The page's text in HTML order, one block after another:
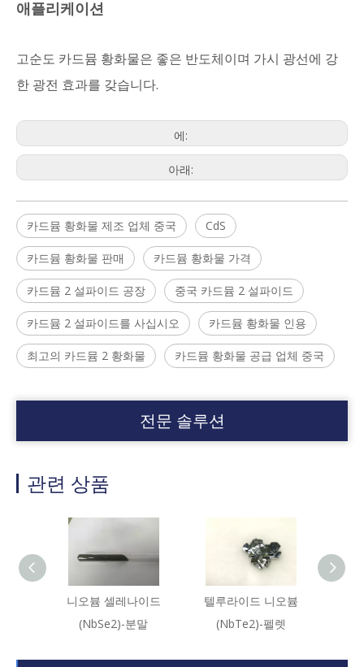
애플리케이션
고순도 카드뮴 황화물은 좋은 반도체이며 가시 광선에 강
한 광전 효과를 갖습니다.
에:
아래:
카드뮴 황화물 제조 업체 중국 CdS
카드뮴 황화물 판매 카드뮴 황화물 가격
카드뮴 2 설파이드 공장 중국 카드뮴 2 설파이드
카드뮴 2 설파이드를 사십시오 카드뮴 황화물 인용
최고의 카드뮴 2 황화물 카드뮴 황화물 공급 업체 중국
전문 솔루션
관련 상품
니오븀 셀레나이드
(NbSe2)-분말
텔루라이드 니오븀
(NbTe2)-펠렛